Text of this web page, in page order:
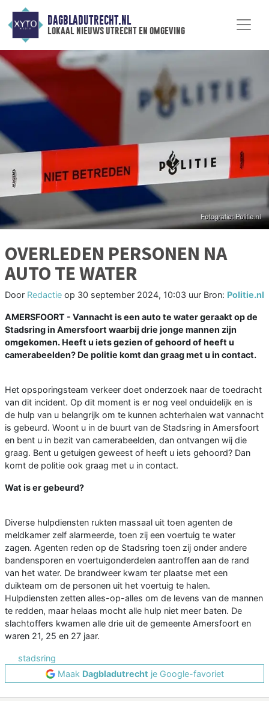
DAGBLADUTRECHT.NL
lokaal nieuws utrecht en omgeving
OVERLEDEN PERSONEN NA
AUTO TE WATER
Door Redactie op 30 september 2024, 10:03 uur Bron: Politie.nl
AMERSFOORT - Vannacht is een auto te water geraakt op de
Stadsring in Amersfoort waarbij drie jonge mannen zijn
omgekomen. Heeft u iets gezien of gehoord of heeft u
camerabeelden? De politie komt dan graag met u in contact.
Het opsporingsteam verkeer doet onderzoek naar de toedracht
van dit incident. Op dit moment is er nog veel onduidelijk en is
de hulp van u belangrijk om te kunnen achterhalen wat vannacht
is gebeurd. Woont u in de buurt van de Stadsring in Amersfoort
en bent u in bezit van camerabeelden, dan ontvangen wij die
graag. Bent u getuigen geweest of heeft u iets gehoord? Dan
komt de politie ook graag met u in contact.
Wat is er gebeurd?
Diverse hulpdiensten rukten massaal uit toen agenten de
meldkamer zelf alarmeerde, toen zij een voertuig te water
zagen. Agenten reden op de Stadsring toen zij onder andere
bandensporen en voertuigonderdelen aantroffen aan de rand
van het water. De brandweer kwam ter plaatse met een
duikteam om de personen uit het voertuig te halen.
Hulpdiensten zetten alles-op-alles om de levens van de mannen
te redden, maar helaas mocht alle hulp niet meer baten. De
slachtoffers kwamen alle drie uit de gemeente Amersfoort en
waren 21, 25 en 27 jaar.
stadsring
Maak Dagbladutrecht je Google-favoriet